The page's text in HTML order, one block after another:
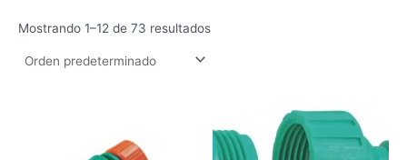
Mostrando 1–12 de 73 resultados